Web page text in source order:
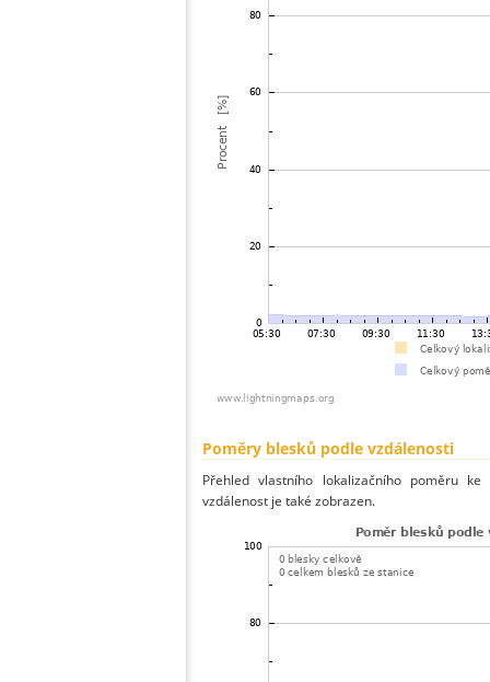
Poměry blesků podle vzdálenosti
Přehled vlastního lokalizačního poměru
vzdálenost je také zobrazen.